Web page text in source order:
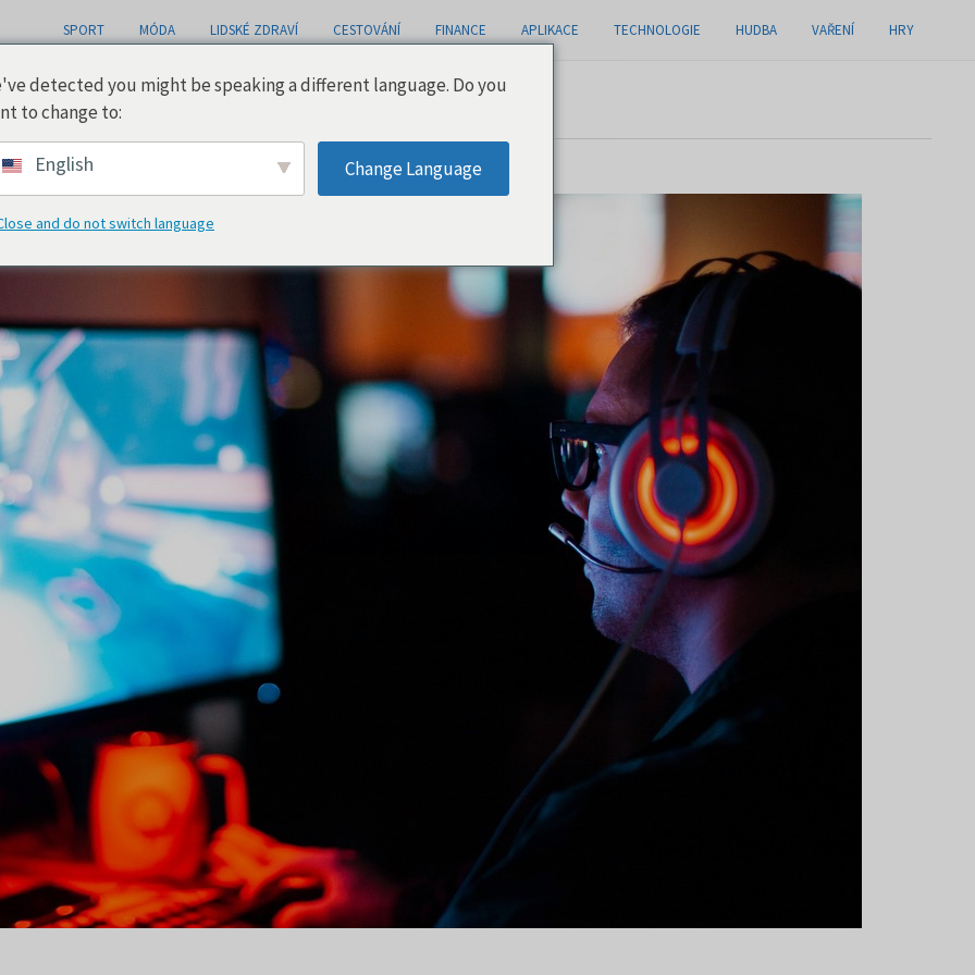
SPORT MÓDA LIDSKÉ ZDRAVÍ CESTOVÁNÍ FINANCE APLIKACE TECHNOLOGIE HUDBA VAŘENÍ HRY
detected you might be speaking a different language. Do you
to change to:
English Change Language
and do not switch language